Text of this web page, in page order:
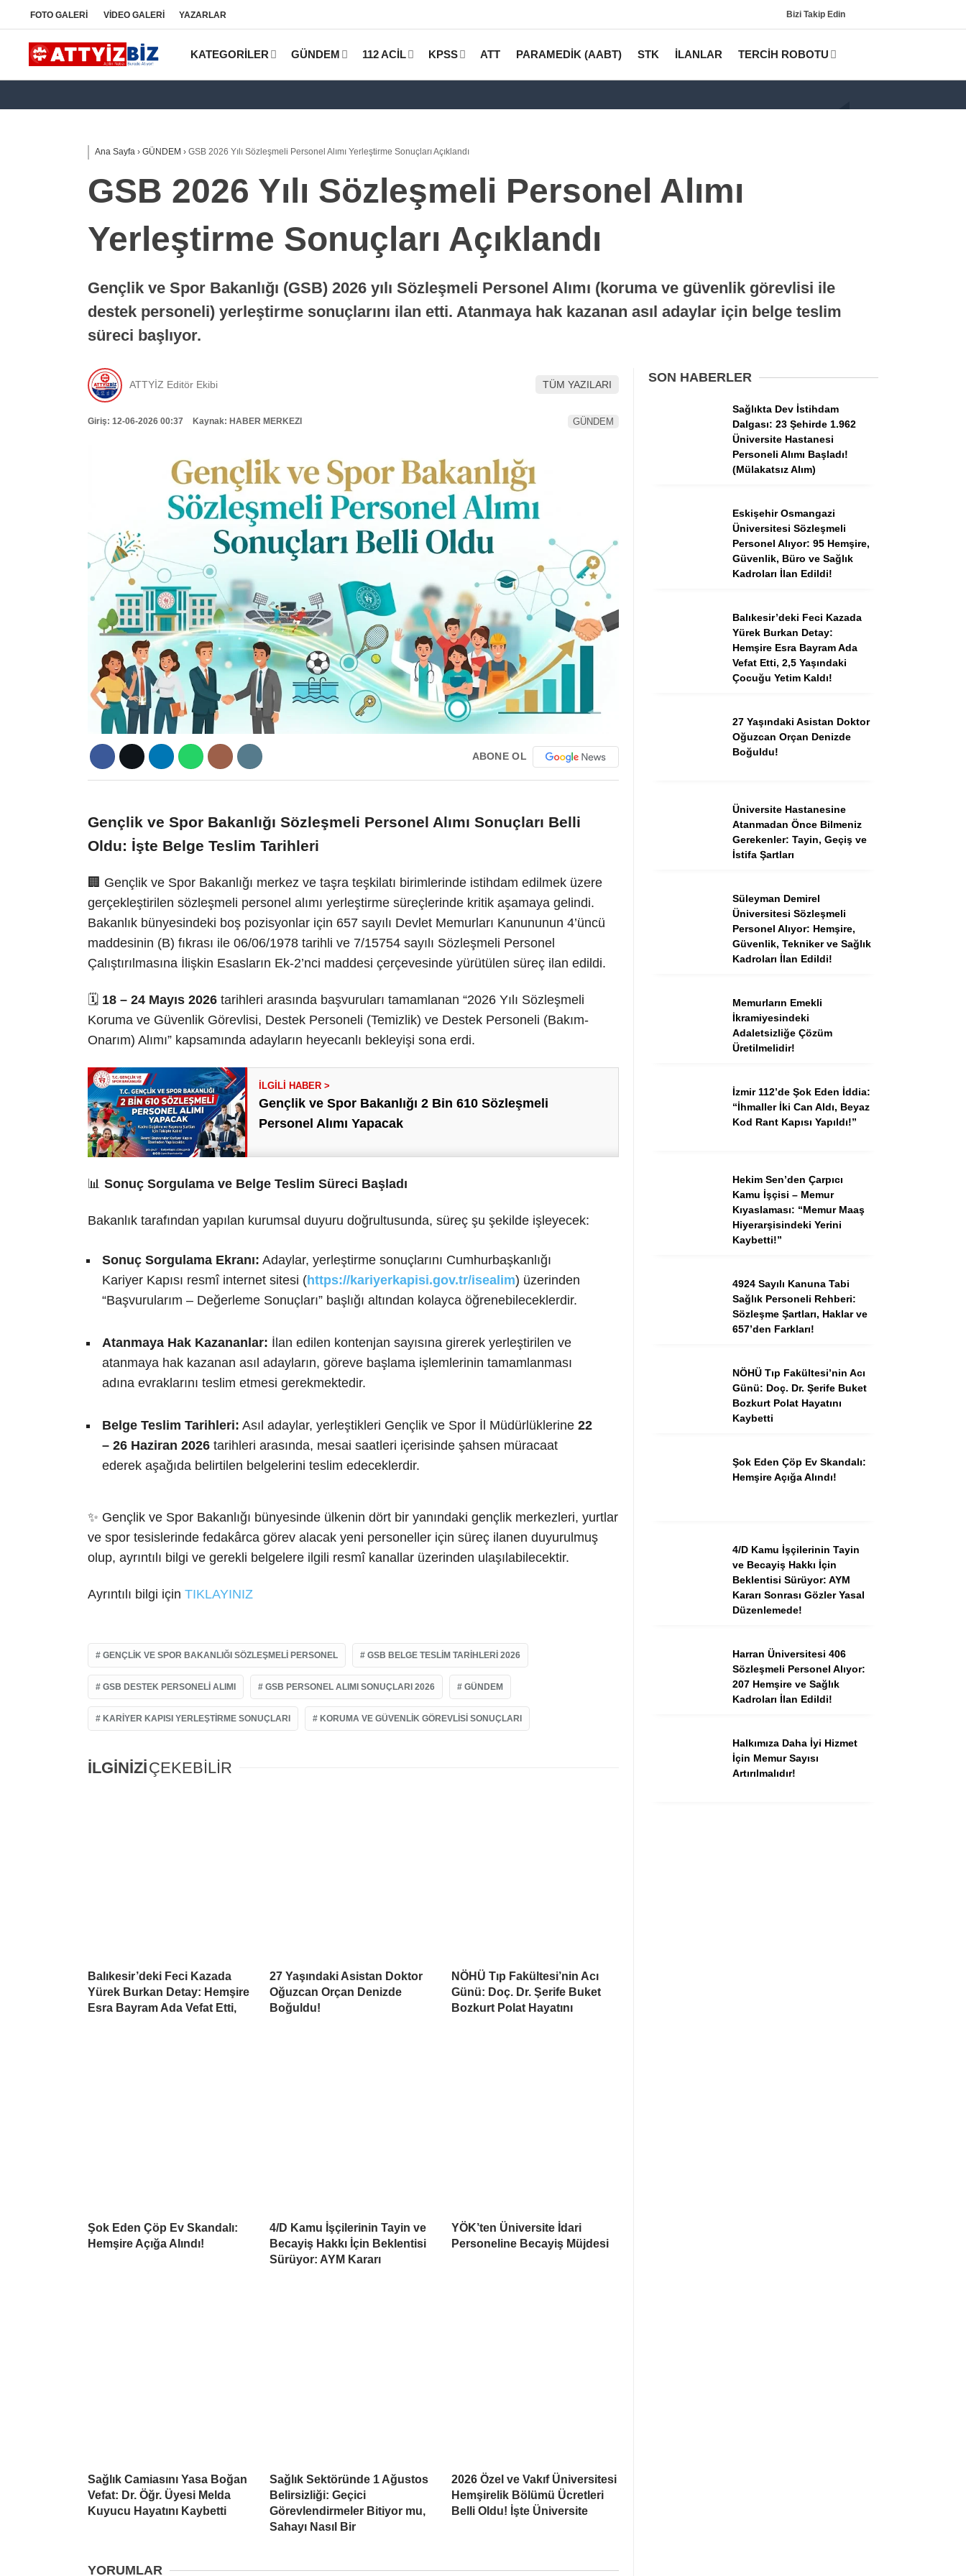
Tercih Robotu (Lisans)
Hattı
FOTO GALERİ VİDEO GALERİ YAZARLAR Bizi Takip Edin
KATEGORİLER GÜNDEM 112 ACİL KPSS ATT PARAMEDİK (AABT) STK İLANLAR TERCİH ROBOTU
Ana Sayfa › GÜNDEM › GSB 2026 Yılı Sözleşmeli Personel Alımı Yerleştirme Sonuçları Açıklandı
GSB 2026 Yılı Sözleşmeli Personel Alımı
Yerleştirme Sonuçları Açıklandı
Gençlik ve Spor Bakanlığı (GSB) 2026 yılı Sözleşmeli Personel Alımı (koruma ve güvenlik görevlisi ile
destek personeli) yerleştirme sonuçlarını ilan etti. Atanmaya hak kazanan asıl adaylar için belge teslim
süreci başlıyor.
ATTYİZ Editör Ekibi TÜM YAZILARI
Giriş: 12-06-2026 00:37 Kaynak: HABER MERKEZI GÜNDEM
ABONE OL
Gençlik ve Spor Bakanlığı Sözleşmeli Personel Alımı Sonuçları Belli
Oldu: İşte Belge Teslim Tarihleri
🏢 Gençlik ve Spor Bakanlığı merkez ve taşra teşkilatı birimlerinde istihdam edilmek üzere
gerçekleştirilen sözleşmeli personel alımı yerleştirme süreçlerinde kritik aşamaya gelindi.
Bakanlık bünyesindeki boş pozisyonlar için 657 sayılı Devlet Memurları Kanununun 4’üncü
maddesinin (B) fıkrası ile 06/06/1978 tarihli ve 7/15754 sayılı Sözleşmeli Personel
Çalıştırılmasına İlişkin Esasların Ek-2’nci maddesi çerçevesinde yürütülen süreç ilan edildi.
🗓️ 18 – 24 Mayıs 2026 tarihleri arasında başvuruları tamamlanan “2026 Yılı Sözleşmeli
Koruma ve Güvenlik Görevlisi, Destek Personeli (Temizlik) ve Destek Personeli (Bakım-
Onarım) Alımı” kapsamında adayların heyecanlı bekleyişi sona erdi.
Gençlik ve Spor Bakanlığı 2 Bin 610 Sözleşmeli
Personel Alımı Yapacak
📊 Sonuç Sorgulama ve Belge Teslim Süreci Başladı
Bakanlık tarafından yapılan kurumsal duyuru doğrultusunda, süreç şu şekilde işleyecek:
Sonuç Sorgulama Ekranı: Adaylar, yerleştirme sonuçlarını Cumhurbaşkanlığı
Kariyer Kapısı resmî internet sitesi (https://kariyerkapisi.gov.tr/isealim) üzerinden
“Başvurularım – Değerleme Sonuçları” başlığı altından kolayca öğrenebileceklerdir.
Atanmaya Hak Kazananlar: İlan edilen kontenjan sayısına girerek yerleştirilen ve
atanmaya hak kazanan asıl adayların, göreve başlama işlemlerinin tamamlanması
adına evraklarını teslim etmesi gerekmektedir.
Belge Teslim Tarihleri: Asıl adaylar, yerleştikleri Gençlik ve Spor İl Müdürlüklerine 22
– 26 Haziran 2026 tarihleri arasında, mesai saatleri içerisinde şahsen müracaat
ederek aşağıda belirtilen belgelerini teslim edeceklerdir.
✨ Gençlik ve Spor Bakanlığı bünyesinde ülkenin dört bir yanındaki gençlik merkezleri, yurtlar
ve spor tesislerinde fedakârca görev alacak yeni personeller için süreç ilanen duyurulmuş
olup, ayrıntılı bilgi ve gerekli belgelere ilgili resmî kanallar üzerinden ulaşılabilecektir.
Ayrıntılı bilgi için TIKLAYINIZ
GENÇLIK VE SPOR BAKANLIĞI SÖZLEŞMELI PERSONEL GSB BELGE TESLIM TARIHLERI 2026
GSB DESTEK PERSONELI ALIMI GSB PERSONEL ALIMI SONUÇLARI 2026 GÜNDEM
KARIYER KAPISI YERLEŞTIRME SONUÇLARI KORUMA VE GÜVENLIK GÖREVLISI SONUÇLARI
İLGİNİZİÇEKEBİLİR
Balıkesir’deki Feci Kazada
Yürek Burkan Detay: Hemşire
Esra Bayram Ada Vefat Etti,
27 Yaşındaki Asistan Doktor
Oğuzcan Orçan Denizde
Boğuldu!
NÖHÜ Tıp Fakültesi’nin Acı
Günü: Doç. Dr. Şerife Buket
Bozkurt Polat Hayatını
Şok Eden Çöp Ev Skandalı:
Hemşire Açığa Alındı!
4/D Kamu İşçilerinin Tayin ve
Becayiş Hakkı İçin Beklentisi
Sürüyor: AYM Kararı
YÖK’ten Üniversite İdari
Personeline Becayiş Müjdesi
Sağlık Camiasını Yasa Boğan
Vefat: Dr. Öğr. Üyesi Melda
Kuyucu Hayatını Kaybetti
Sağlık Sektöründe 1 Ağustos
Belirsizliği: Geçici
Görevlendirmeler Bitiyor mu,
Sahayı Nasıl Bir
2026 Özel ve Vakıf Üniversitesi
Hemşirelik Bölümü Ücretleri
Belli Oldu! İşte Üniversite
YORUMLAR
SON HABERLER
Sağlıkta Dev İstihdam
Dalgası: 23 Şehirde 1.962
Üniversite Hastanesi
Personeli Alımı Başladı!
(Mülakatsız Alım)
Eskişehir Osmangazi
Üniversitesi Sözleşmeli
Personel Alıyor: 95 Hemşire,
Güvenlik, Büro ve Sağlık
Kadroları İlan Edildi!
Balıkesir’deki Feci Kazada
Yürek Burkan Detay:
Hemşire Esra Bayram Ada
Vefat Etti, 2,5 Yaşındaki
Çocuğu Yetim Kaldı!
27 Yaşındaki Asistan Doktor
Oğuzcan Orçan Denizde
Boğuldu!
Üniversite Hastanesine
Atanmadan Önce Bilmeniz
Gerekenler: Tayin, Geçiş ve
İstifa Şartları
Süleyman Demirel
Üniversitesi Sözleşmeli
Personel Alıyor: Hemşire,
Güvenlik, Tekniker ve Sağlık
Kadroları İlan Edildi!
Memurların Emekli
İkramiyesindeki
Adaletsizliğe Çözüm
Üretilmelidir!
İzmir 112’de Şok Eden İddia:
“İhmaller İki Can Aldı, Beyaz
Kod Rant Kapısı Yapıldı!”
Hekim Sen’den Çarpıcı
Kamu İşçisi – Memur
Kıyaslaması: “Memur Maaş
Hiyerarşisindeki Yerini
Kaybetti!”
4924 Sayılı Kanuna Tabi
Sağlık Personeli Rehberi:
Sözleşme Şartları, Haklar ve
657’den Farkları!
NÖHÜ Tıp Fakültesi’nin Acı
Günü: Doç. Dr. Şerife Buket
Bozkurt Polat Hayatını
Kaybetti
Şok Eden Çöp Ev Skandalı:
Hemşire Açığa Alındı!
4/D Kamu İşçilerinin Tayin
ve Becayiş Hakkı İçin
Beklentisi Sürüyor: AYM
Kararı Sonrası Gözler Yasal
Düzenlemede!
Harran Üniversitesi 406
Sözleşmeli Personel Alıyor:
207 Hemşire ve Sağlık
Kadroları İlan Edildi!
Halkımıza Daha İyi Hizmet
İçin Memur Sayısı
Artırılmalıdır!